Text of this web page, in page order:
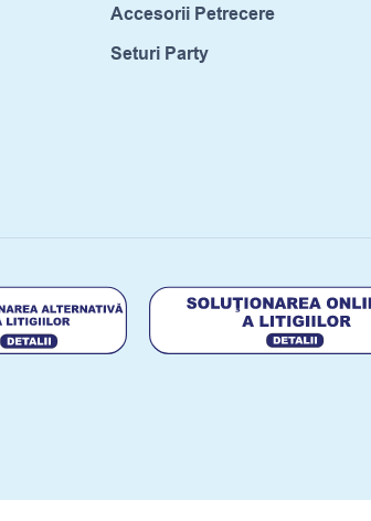
Accesorii Petrecere
Seturi Party